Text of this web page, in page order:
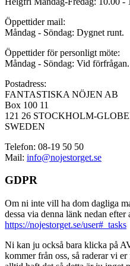
Öppettider mail:
Måndag - Söndag: Dygnet runt.
Öppettider för personligt möte:
Måndag - Söndag: Vid förfrågan.
Postadress:
FANTASTISKA NÖJEN AB
Box 100 11
121 26 STOCKHOLM-
SWEDEN
Telefon: 08-19 50 50
Mail: info@nojestorget.se
GDPR
Om ni inte vill ha dom dagliga
dessa via denna länk nedan
https://nojestorget.se/user#_tasks
Ni kan ju också bara klicka på
kommer från oss, så raderar vi